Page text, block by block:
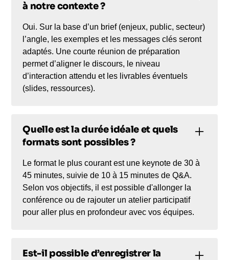
à notre contexte ?
Oui. Sur la base d’un brief (enjeux, public, secteur)
l’angle, les exemples et les messages clés seront
adaptés. Une courte réunion de préparation
permet d’aligner le discours, le niveau
d’interaction attendu et les livrables éventuels
(slides, ressources).
Quelle est la durée idéale et quels
formats sont possibles ?
Le format le plus courant est une keynote de 30 à
45 minutes, suivie de 10 à 15 minutes de Q&A.
Selon vos objectifs, il est possible d'allonger la
conférence ou de rajouter un atelier participatif
pour aller plus en profondeur avec vos équipes.
Est-il possible d’enregistrer la